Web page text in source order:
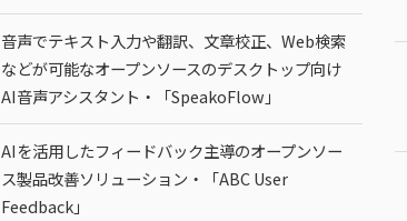
音声でテキスト入力や翻訳、文章校正、Web検索
などが可能なオープンソースのデスクトップ向け
AI音声アシスタント・「SpeakoFlow」
AIを活用したフィードバック主導のオープンソー
ス製品改善ソリューション・「ABC User
Feedback」